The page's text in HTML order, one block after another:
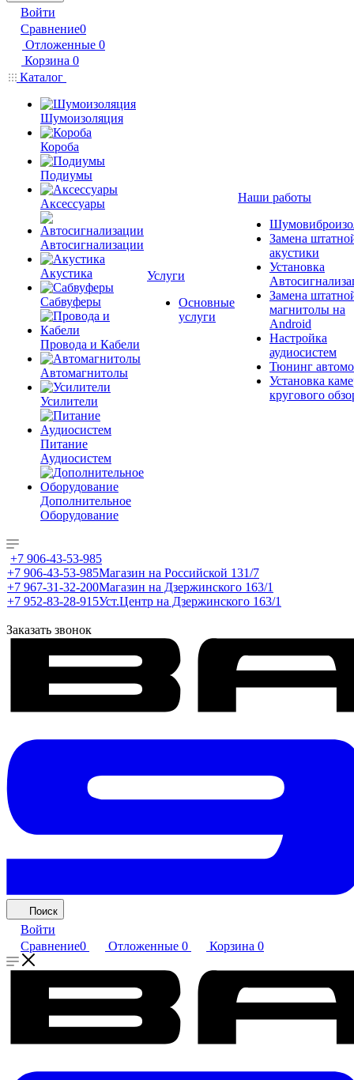
Войти
Сравнение0
Отложенные 0
Корзина 0
Каталог
Шумоизоляция
Короба
Подиумы
Аксессуары
Автосигнализации
Акустика
Сабвуферы
Провода и Кабели
Автомагнитолы
Усилители
Питание
Аудиосистем
Дополнительное
Оборудование
Услуги
Основные
услуги
Наши работы
Замена
акустики
Установка
Замена
магнитолы на
Android
Настройка
аудиосистем
Тюнинг
Установка
кругового
+7 906-43-53-985
+7 906-43-53-985Магазин на Российской 131/7
+7 967-31-32-200Магазин на Дзержинского 163/1
+7 952-83-28-915Уст.Центр на Дзержинского 163/1
Заказать звонок
Поиск
Войти
Сравнение0 Отложенные 0 Корзина 0